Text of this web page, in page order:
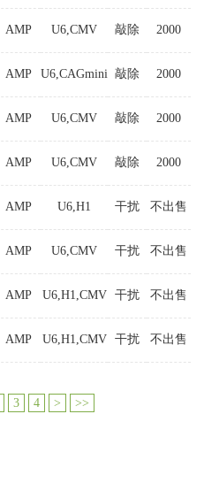
AMP U6,CMV 敲除 2000
AMP U6,CAGmini 敲除 2000
AMP U6,CMV 敲除 2000
AMP U6,CMV 敲除 2000
AMP U6,H1 干扰 不出售
AMP U6,CMV 干扰 不出售
AMP U6,H1,CMV 干扰 不出售
AMP U6,H1,CMV 干扰 不出售
3 4 > >>